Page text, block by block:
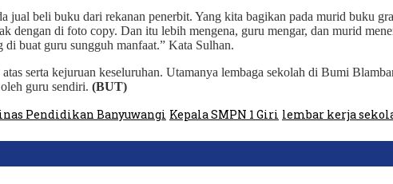
beli buku dari rekanan penerbit. Yang kita bagikan pada murid buku
dengan di foto copy. Dan itu lebih mengena, guru mengar, dan murid
buat guru sungguh manfaat.” Kata Sulhan.
serta kejuruan keseluruhan. Utamanya lembaga sekolah di Bumi
guru sendiri. (BUT)
Pendidikan Banyuwangi Kepala SMPN 1 Giri lembar kerja